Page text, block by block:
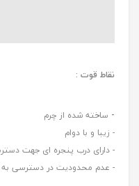
نقاط قوت :
- ساخته شده از چرم
- زیبا و با دوام
- دارای درب پنجره ای جهت
- عدم محدودیت در دسترسی به